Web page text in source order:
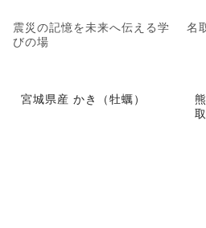
震災の記憶を未来へ伝える学
びの場
名
宮城県産 かき（牡蠣）